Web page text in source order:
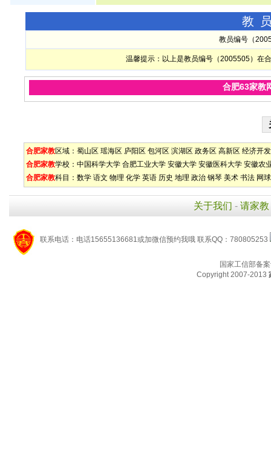
教
教员编号（
温馨提示：以上是教员编号（2005505）在
合肥63家教
合肥家教区域： 蜀山区 瑶海区 庐阳区 包河区 滨湖区 政务区 高新区 经济开
合肥家教学校： 中国科学大学 合肥工业大学 安徽大学 安徽医科大学 安徽农
合肥家教科目： 数学 语文 物理 化学 英语 历史 地理 政治 钢琴 美术 书法 网球
关于我们 - 请家教
联系电话：电话15655136681或加微信预约我哦 联系QQ：780805253
国家工信部备
Copyright 2007-2013